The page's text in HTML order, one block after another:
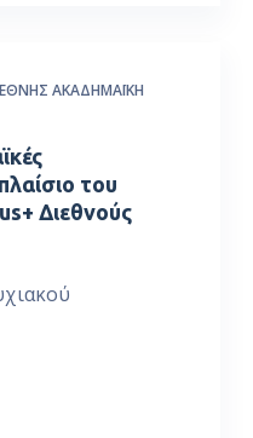
ΑΚΑΔΗΜΑΪΚΉ
του
Διεθνούς